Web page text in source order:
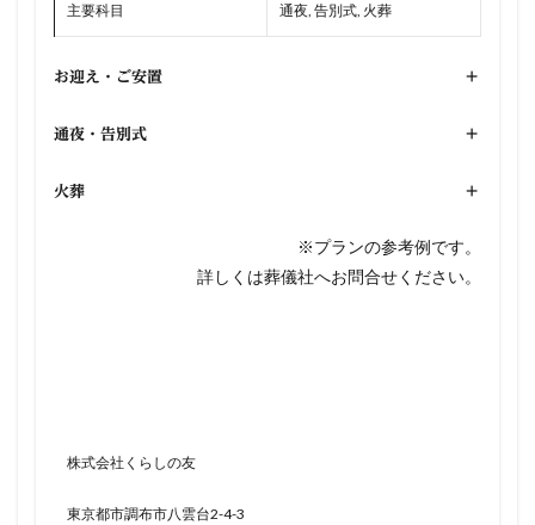
主要科目 通夜, 告別式, 火葬
お迎え・ご安置 +
通夜・告別式 +
火葬 +
※プランの参考例です。
詳しくは葬儀社へお問合せください。
株式会社くらしの友
東京都市調布市八雲台2-4-3